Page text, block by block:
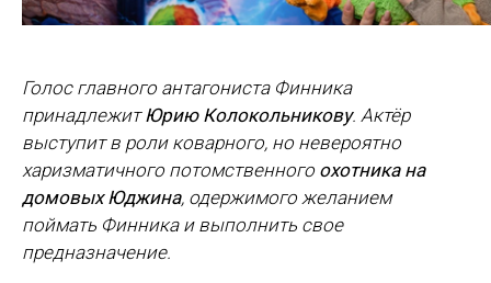
Голос главного антагониста Финника
принадлежитЮрию Колокольникову. Актёр
выступит в роли коварного, но невероятно
харизматичного потомственного охотника на
домовых Юджина, одержимого желанием
поймать Финника и выполнить свое
предназначение.